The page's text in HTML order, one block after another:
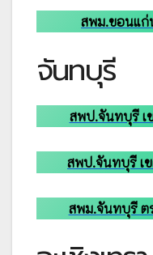
สพม.ขอนแก่
จันทบุรี
สพป.จันทบุรี เ
สพป.จันทบุรี เ
สพม.จันทบุรี ต